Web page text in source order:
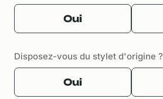
Oui
Disposez-vous du stylet d'origine ?
Oui